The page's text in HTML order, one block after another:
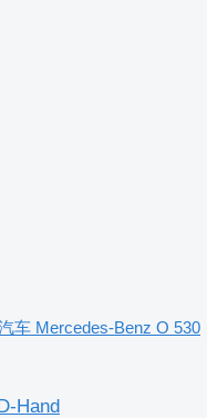
车 Mercedes-Benz O 530
Hand